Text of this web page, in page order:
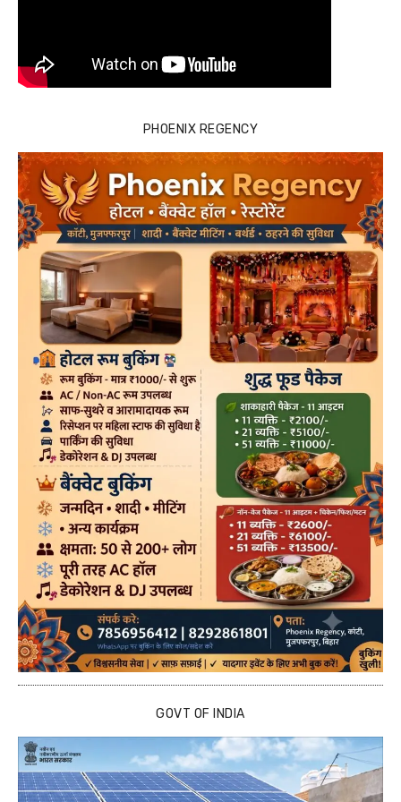
PHOENIX REGENCY
GOVT OF INDIA